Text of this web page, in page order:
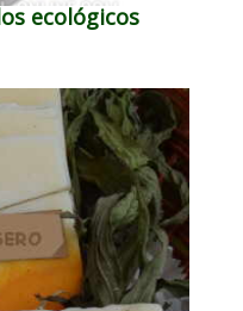
ecológicos